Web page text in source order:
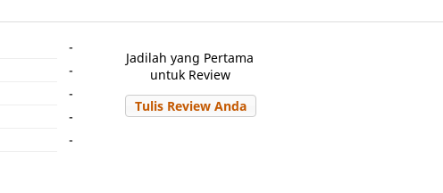
-
-
-
-
-
Jadilah yang Pertama
untuk Review
Tulis Review Anda